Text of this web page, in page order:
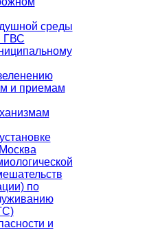
среды
ГВС
и приемам
по
и